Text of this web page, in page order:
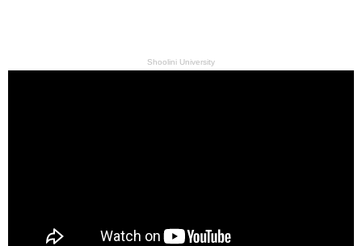
Shoolini University